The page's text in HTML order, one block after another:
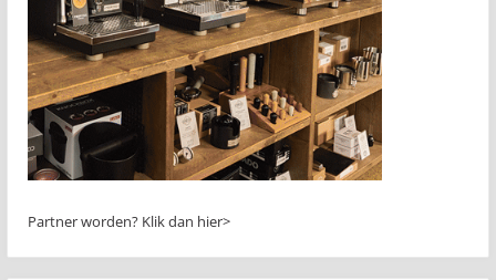
Partner worden? Klik dan hier>